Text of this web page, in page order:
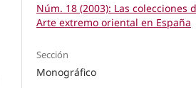
Núm. 18 (2003): Las colecciones
Arte extremo oriental en España
Sección
Monográfico